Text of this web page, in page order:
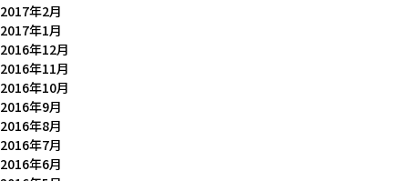
2017年2月
2017年1月
2016年12月
2016年11月
2016年10月
2016年9月
2016年8月
2016年7月
2016年6月